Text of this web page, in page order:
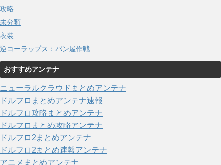
攻略
未分類
衣装
逆コーラップス：パン屋作戦
おすすめアンテナ
ニューラルクラウドまとめアンテナ
ドルフロまとめアンテナ速報
ドルフロ攻略まとめアンテナ
ドルフロまとめ攻略アンテナ
ドルフロ2まとめアンテナ
ドルフロ2まとめ速報アンテナ
アニメまとめアンテナ